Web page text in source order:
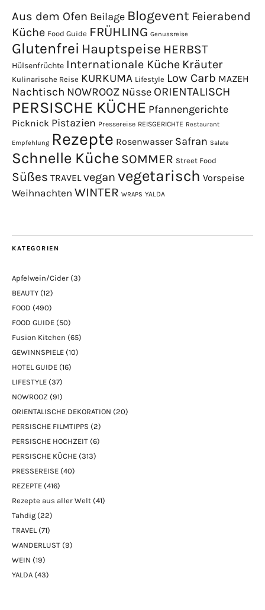
Aus dem Ofen Beilage Blogevent Feierabend
Küche Food Guide FRÜHLING Genussreise
Glutenfrei Hauptspeise HERBST
Hülsenfrüchte Internationale Küche Kräuter
Kulinarische Reise KURKUMA Lifestyle Low Carb MAZEH
Nachtisch NOWROOZ Nüsse ORIENTALISCH
PERSISCHE KÜCHE Pfannengerichte
Picknick Pistazien Pressereise REISGERICHTE Restaurant
Empfehlung Rezepte Rosenwasser Safran Salate
Schnelle Küche SOMMER Street Food
Süßes TRAVEL vegan vegetarisch Vorspeise
Weihnachten WINTER WRAPS YALDA
KATEGORIEN
Apfelwein/Cider (3)
BEAUTY (12)
FOOD (490)
FOOD GUIDE (50)
Fusion Kitchen (65)
GEWINNSPIELE (10)
HOTEL GUIDE (16)
LIFESTYLE (37)
NOWROOZ (91)
ORIENTALISCHE DEKORATION (20)
PERSISCHE FILMTIPPS (2)
PERSISCHE HOCHZEIT (6)
PERSISCHE KÜCHE (313)
PRESSEREISE (40)
REZEPTE (416)
Rezepte aus aller Welt (41)
Tahdig (22)
TRAVEL (71)
WANDERLUST (9)
WEIN (19)
YALDA (43)